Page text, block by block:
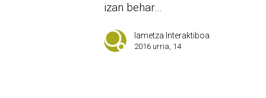
izan behar…
Iametza Interaktiboa
2016 urria, 14